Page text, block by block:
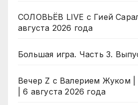
СОЛОВЬЁВ LIVE с Гией
августа 2026 года
Большая игра. Часть 3.
Вечер Z с Валерием Жуком
| 6 августа 2026 года